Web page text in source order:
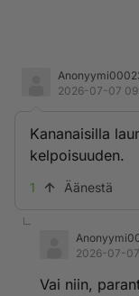
2026-07-07
Kananaisilla
kelpoisuuden.
1 Äänestä
2026-07-
Vai niin,